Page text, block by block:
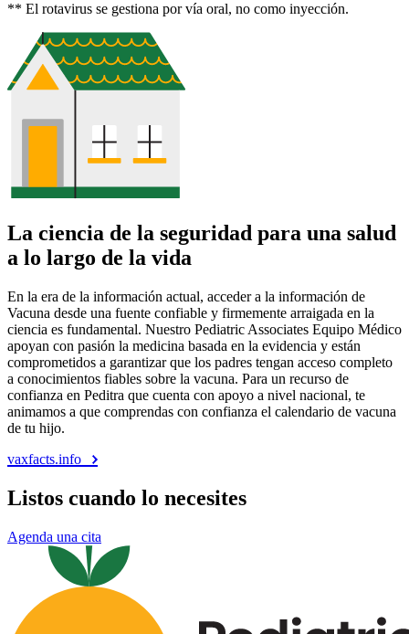
** El rotavirus se gestiona por vía oral, no como inyección.
La ciencia de la seguridad para una salud
a lo largo de la vida
En la era de la información actual, acceder a la información de
Vacuna desde una fuente confiable y firmemente arraigada en la
ciencia es fundamental. Nuestro Pediatric Associates Equipo Médico
apoyan con pasión la medicina basada en la evidencia y están
comprometidos a garantizar que los padres tengan acceso completo
a conocimientos fiables sobre la vacuna. Para un recurso de
confianza en Peditra que cuenta con apoyo a nivel nacional, te
animamos a que comprendas con confianza el calendario de vacuna
de tu hijo.
vaxfacts.info
Listos cuando lo necesites
Agenda una cita